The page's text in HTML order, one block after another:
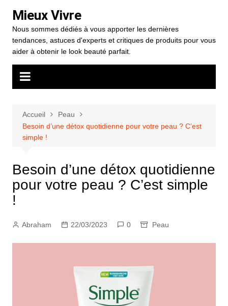
contenu
Mieux Vivre
Nous sommes dédiés à vous apporter les dernières
tendances, astuces d'experts et critiques de produits pour vous
aider à obtenir le look beauté parfait.
Accueil
Peau
Besoin d’une détox quotidienne pour votre peau ? C’est
simple !
Besoin d’une détox quotidienne
pour votre peau ? C’est simple
!
Abraham 22/03/2023 0 Peau